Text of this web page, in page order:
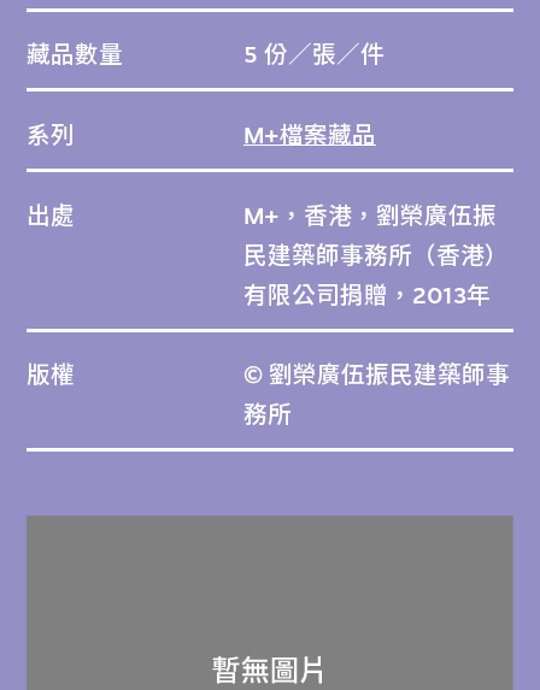
藏品數量 5 份／張／件
系列 M+檔案藏品
出處
M+，香港，劉榮廣伍振
民建築師事務所（香港）
有限公司捐贈，2013年
版權
© 劉榮廣伍振民建築師事
務所